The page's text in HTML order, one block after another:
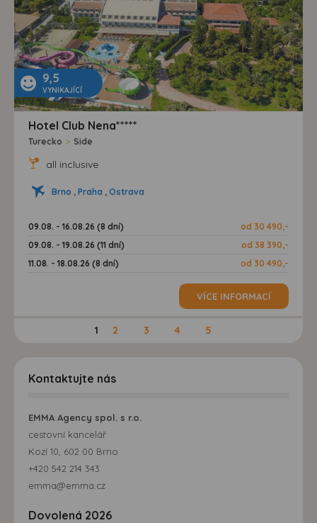
9,5
VYNIKAJÍCÍ
Hotel Club Nena*****
Turecko > Side
all inclusive
Brno , Praha , Ostrava
09.08. - 16.08.26 (8 dní)
od 30 490,-
09.08. - 19.08.26 (11 dní)
od 38 390,-
11.08. - 18.08.26 (8 dní)
od 30 490,-
VÍCE INFORMACÍ
1 2 3 4 5
Kontaktujte nás
EMMA Agency spol. s r.o.
cestovní kancelář
Kozí 10, 602 00 Brno
+420 542 214 343
emma@emma.cz
Dovolená 2026